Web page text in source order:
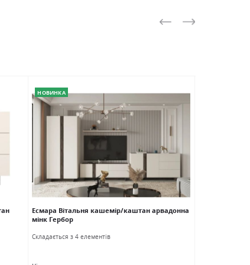
НОВИНКА
Есмара Вітальня кашемір/каштан арвадонна
мінк Гербор
Cкладається з 4 елементів